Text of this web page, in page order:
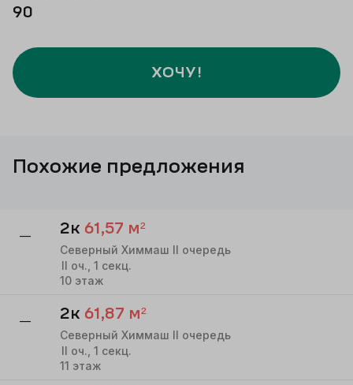
90
ХОЧУ!
Похожие предложения
— 2к 61,57 м²
Северный Химмаш II очередь
II оч., 1 секц.
10 этаж
— 2к 61,87 м²
Северный Химмаш II очередь
II оч., 1 секц.
11 этаж